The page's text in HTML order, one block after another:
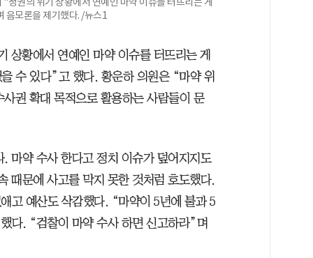
음모론을 제기했다. /뉴스1
상황에서 연예인 마약 이슈를 터뜨리는 게
수 있다”고 했다. 황운하 의원은 “마약 위
권 확대 목적으로 활용하는 사람들이 문
마약 수사 한다고 정치 이슈가 덮어지지도
때문에 사고를 막지 못한 것처럼 호도했다.
고 예산도 삭감했다. “마약이 5년에 불과 5
다. “검찰이 마약 수사 하면 신고하라”며